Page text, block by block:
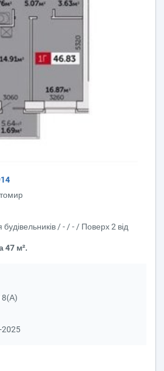
/ - / - / Поверх 2 від
47 м².
8(А)
2025